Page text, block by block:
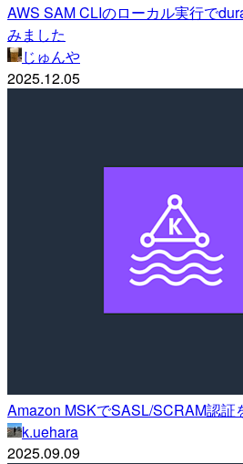
AWS SAM CLIのローカル実行で
みました
じゅんや
2025.12.05
Amazon MSKでSASL/SCRAM認証
k.uehara
2025.09.09